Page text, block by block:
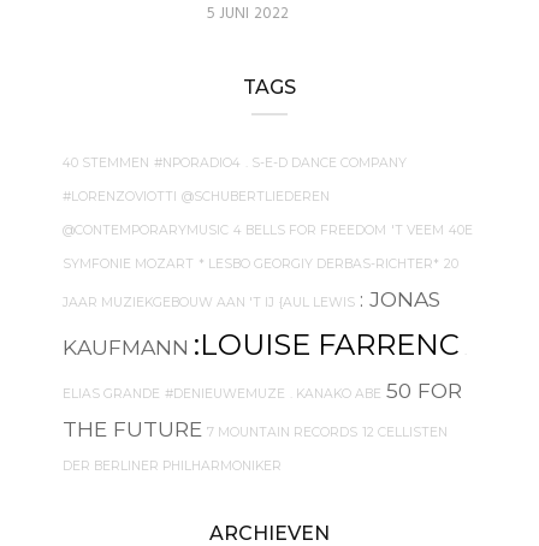
5 JUNI 2022
TAGS
40 STEMMEN #NPORADIO4 . S-E-D DANCE COMPANY
#LORENZOVIOTTI @SCHUBERTLIEDEREN
@CONTEMPORARYMUSIC 4 BELLS FOR FREEDOM 'T VEEM 40E
SYMFONIE MOZART * LESBO GEORGIY DERBAS-RICHTER* 20
JAAR MUZIEKGEBOUW AAN 'T IJ {AUL LEWIS : JONAS
KAUFMANN :LOUISE FARRENC
ELIAS GRANDE #DENIEUWEMUZE . KANAKO ABE 50 FOR
THE FUTURE 7 MOUNTAIN RECORDS 12 CELLISTEN
DER BERLINER PHILHARMONIKER
ARCHIEVEN